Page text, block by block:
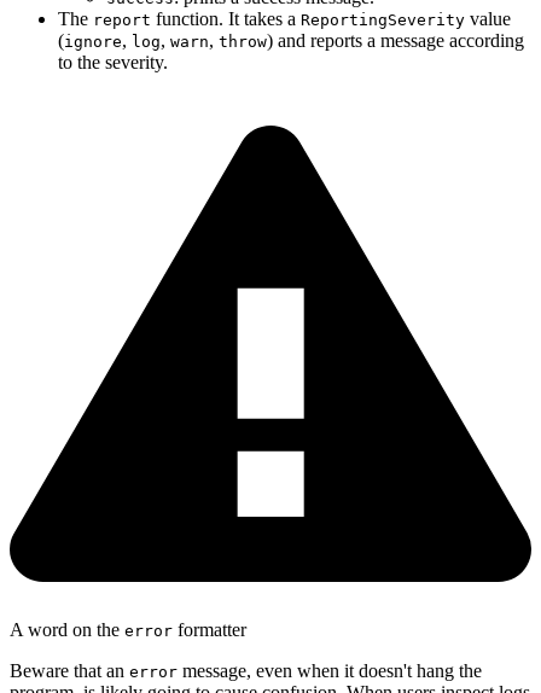
The report function. It takes a ReportingSeverity value
(ignore, log, warn, throw) and reports a message according
to the severity.
A word on the error formatter
Beware that an error message, even when it doesn't hang the